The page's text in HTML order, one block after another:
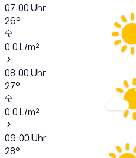
07:00Uhr
26°
0,0L/m²
08:00Uhr
27°
0,0L/m²
09:00Uhr
28°